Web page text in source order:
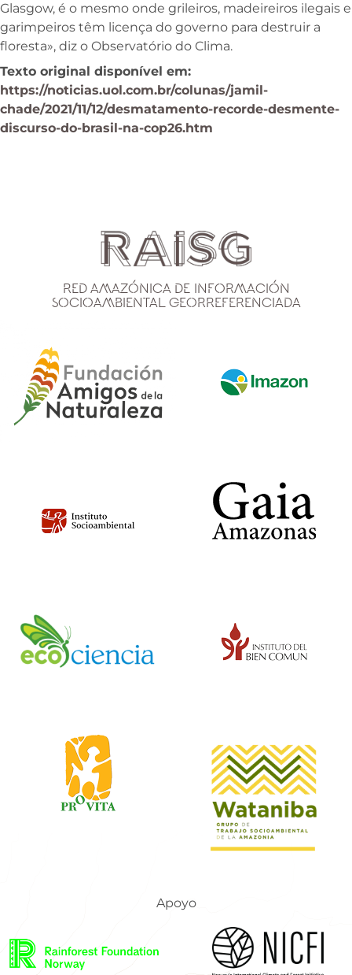
Glasgow, é o mesmo onde grileiros, madeireiros ilegais e
garimpeiros têm licença do governo para destruir a
floresta», diz o Observatório do Clima.
Texto original disponível em:
https://noticias.uol.com.br/colunas/jamil-
chade/2021/11/12/desmatamento-recorde-desmente-
discurso-do-brasil-na-cop26.htm
Red Amazónica de Información
Socioambiental Georreferenciada
Apoyo